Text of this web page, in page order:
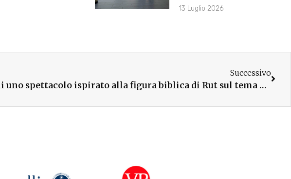
13 Luglio 2026
Successivo
A Rimini uno spettacolo ispirato alla figura biblica di Rut sul tema dell’accoglienza